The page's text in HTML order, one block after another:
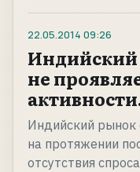
22.05.2014 09:26
не
Индийский рынок
на протяжении
отсутствия